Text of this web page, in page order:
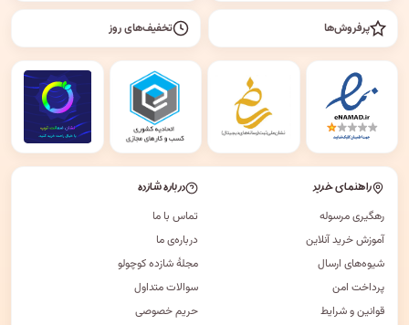
پرفروش‌ها تخفیف‌های روز
راهنمای خرید
رهگیری مرسوله
آموزش خرید آنلاین
شیوه‌های ارسال
پرداخت امن
قوانین و شرایط
درباره شازده
تماس با ما
درباره‌ی ما
مجلهٔ شازده کوچولو
سوالات متداول
حریم خصوصی